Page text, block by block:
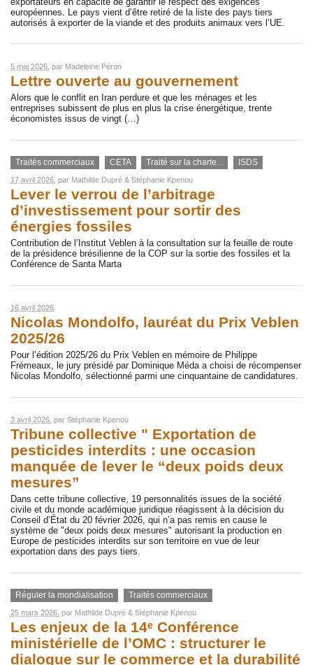
européennes. Le pays vient d’être retiré de la liste des pays tiers
autorisés à exporter de la viande et des produits animaux vers l’UE.
5 mai 2026 , par Madeleine Péron
Lettre ouverte au gouvernement
Alors que le conflit en Iran perdure et que les ménages et les
entreprises subissent de plus en plus la crise énergétique, trente
économistes issus de vingt (…)
Traités commerciaux CETA Traité sur la charte... ISDS
17 avril 2026 , par Mathilde Dupré & Stéphanie Kpenou
Lever le verrou de l’arbitrage
d’investissement pour sortir des
énergies fossiles
Contribution de l’Institut Veblen à la consultation sur la feuille de route
de la présidence brésilienne de la COP sur la sortie des fossiles et la
Conférence de Santa Marta
16 avril 2026
Nicolas Mondolfo, lauréat du Prix Veblen
2025/26
Pour l’édition 2025/26 du Prix Veblen en mémoire de Philippe
Frémeaux, le jury présidé par Dominique Méda a choisi de récompenser
Nicolas Mondolfo, sélectionné parmi une cinquantaine de candidatures.
3 avril 2026 , par Stéphanie Kpenou
Tribune collective " Exportation de
pesticides interdits : une occasion
manquée de lever le “deux poids deux
mesures”
Dans cette tribune collective, 19 personnalités issues de la société
civile et du monde académique juridique réagissent à la décision du
Conseil d’État du 20 février 2026, qui n’a pas remis en cause le
système de "deux poids deux mesures" autorisant la production en
Europe de pesticides interdits sur son territoire en vue de leur
exportation dans des pays tiers.
Réguler la mondialisation Traités commerciaux
25 mars 2026 , par Mathilde Dupré & Stéphanie Kpenou
Les enjeux de la 14ᵉ Conférence
ministérielle de l’OMC : structurer le
dialogue sur le commerce et la durabilité